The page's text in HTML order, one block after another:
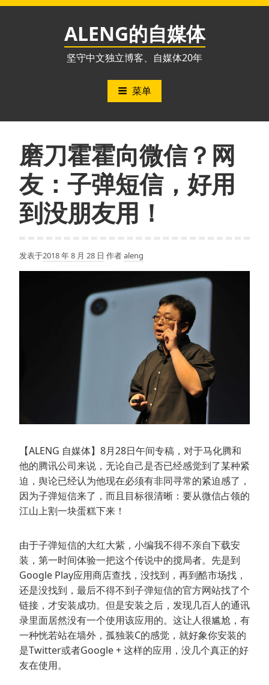
跳
ALENG的自媒体
坚守中文独立博客、自媒体20年
菜单
磨刀霍霍向微信？网
友：子弹短信，好用
到没朋友用！
发表于2018 年 8 月 28 日 作者aleng
【ALENG 自媒体】8月28日午间专稿，对于马化腾和
他的腾讯公司来说，无论自己是否已经感觉到了某种紧
迫，舆论已经认为他现在必须有非同寻常的紧迫感了，
因为子弹短信来了，而且目标很清晰：要从微信占领的
江山上割一块蛋糕下来！
由于子弹短信的大红大紫，小编我不得不亲自下载安
装，第一时间体验一把这个传说中的搅局者。先是到
Google Play应用商店查找，没找到，再到酷市场找，
还是没找到，最后不得不到子弹短信的官方网站找了个
链接，才安装成功。但是安装之后，发现几百人的通讯
录里面居然没有一个使用该应用的。这让人很尴尬，有
一种恍若站在墙外，孤独装C的感觉，就好象你安装的
是Twitter或者Google + 这样的应用，没几个真正的好
友在使用。